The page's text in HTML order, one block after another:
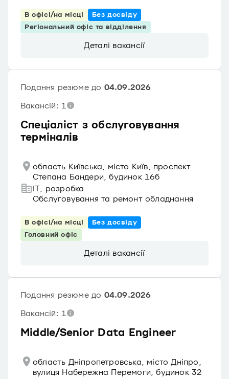
В офісі/на місці
Без досвіду
Регіональний офіс та відділення
Деталі вакансії
Спеціаліст з обслуговування
терміналів
Подання резюме до 04.09.2026
Вакансій: 1
область Київська, місто Київ, проспект
Степана Бандери, будинок 16б
IT, розробка
Обслуговування та ремонт обладнання
В офісі/на місці
Без досвіду
Головний офіс
Деталі вакансії
Middle/Senior Data Engineer
Подання резюме до 04.09.2026
Вакансій: 1
область Дніпропетровська, місто Дніпро,
вулиця Набережна Перемоги, будинок 32